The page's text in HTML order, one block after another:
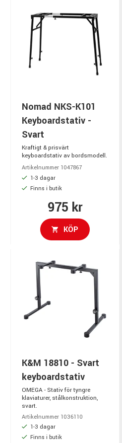
Nomad NKS-K101
Keyboardstativ -
Svart
Kraftigt & prisvärt
keyboardstativ av bordsmodell.
Artikelnummer 1047867
1-3 dagar
Finns i butik
975 kr
KÖP
K&M 18810 - Svart
keyboardstativ
OMEGA - Stativ för tyngre
klaviaturer, stålkonstruktion,
svart.
Artikelnummer 1036110
1-3 dagar
Finns i butik